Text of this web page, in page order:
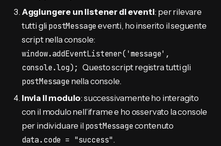
Aggiungere un listener di eventi: per rilevare
tutti gli postMessageeventi, ho inserito il seguente
script nella console:
window.addEventListener('message',
console.log);Questo script registra tutti gli
postMessagenella console.
Invia il modulo: successivamente ho interagito
con il modulo nell’iframe e ho osservato la console
per individuare il postMessagecontenuto
data.code = "success".